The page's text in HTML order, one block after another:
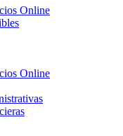
Online
Online